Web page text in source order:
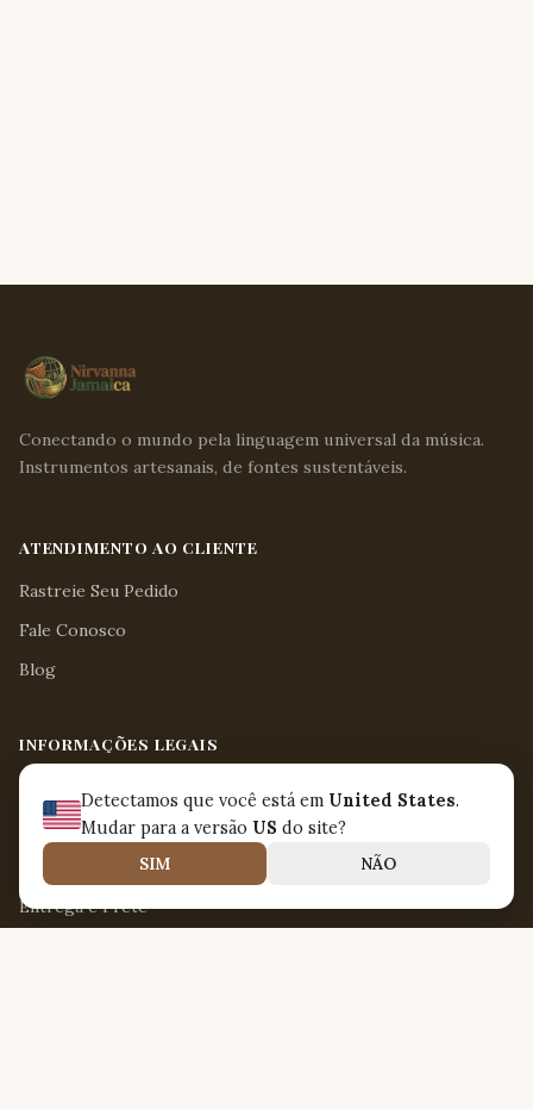
Detectamos que você está em United States.
Mudar para a versão US do site?
SIM
NÃO
Conectando o mundo pela linguagem universal da música.
Instrumentos artesanais, de fontes sustentáveis.
ATENDIMENTO AO CLIENTE
Rastreie Seu Pedido
Fale Conosco
Blog
INFORMAÇÕES LEGAIS
Termos de Uso
Política de Trocas e Devoluções
Entrega e Frete